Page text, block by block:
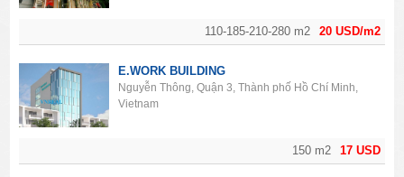
20 USD/m2
110-185-210-280 m2
17 USD
150 m2
E.WORK BUILDING
Nguyễn Thông, Quận 3, Thành phố Hồ Chí Minh,
Vietnam